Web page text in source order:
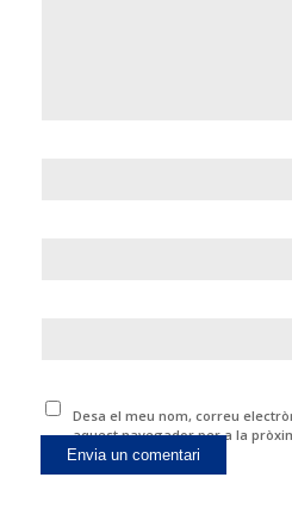
Desa el meu nom, correu
aquest navegador per a la
comenti.